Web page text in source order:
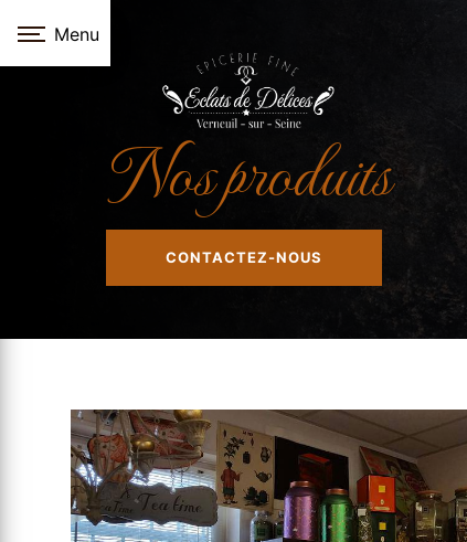
Menu
Nos produits
CONTACTEZ-NOUS